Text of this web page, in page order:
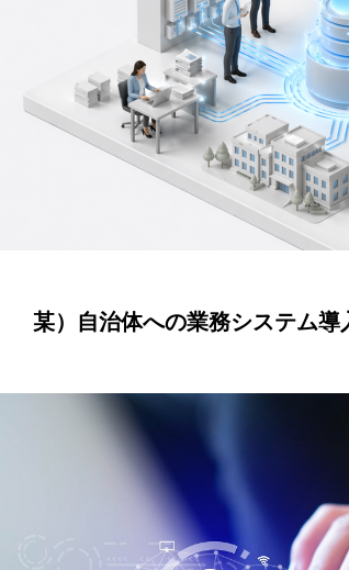
某）自治体への業務システム導